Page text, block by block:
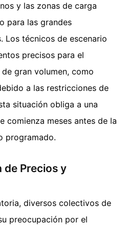
y las zonas de carga
para las grandes
Los técnicos de escenario
precisos para el
gran volumen, como
a las restricciones de
situación obliga a una
comienza meses antes de la
programado.
de Precios y
diversos colectivos de
preocupación por el